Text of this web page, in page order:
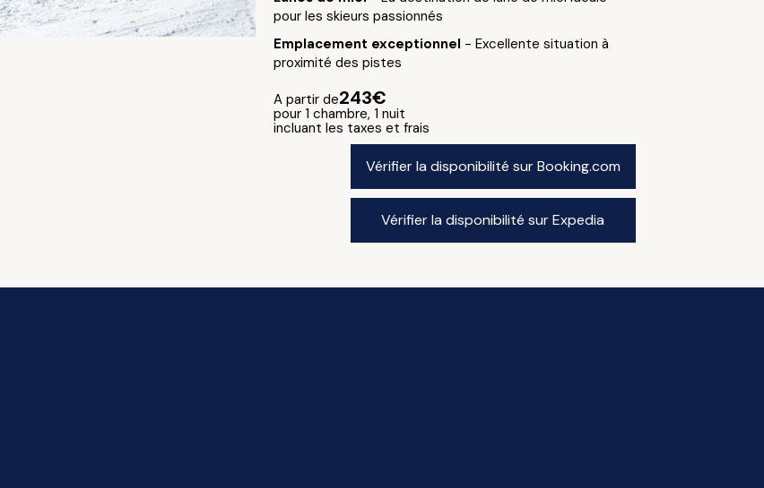
pour les skieurs passionnés
Emplacement exceptionnel - Excellente situation à
proximité des pistes
A partir de243€
pour 1 chambre, 1 nuit
incluant les taxes et frais
Vérifier la disponibilité sur Booking.com
Vérifier la disponibilité sur Expedia